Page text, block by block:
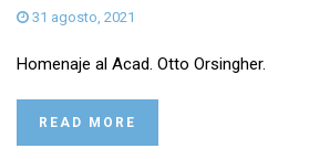
31 agosto, 2021
Homenaje al Acad. Otto Orsingher.
READ MORE